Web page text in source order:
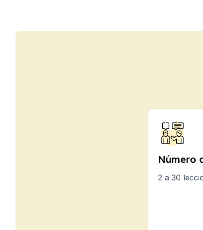
Campamentos de
Barcelona
Campamento de
Adultos jóvenes
Campamento de
Número
2 a 30